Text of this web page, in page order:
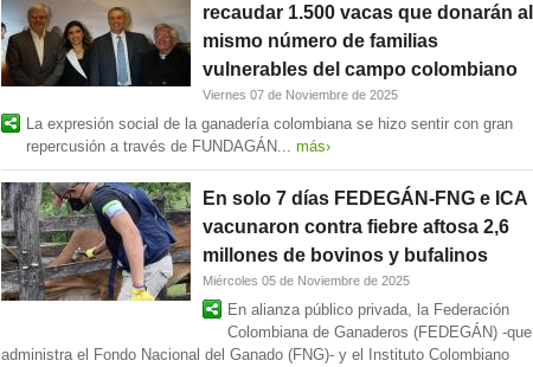
recaudar 1.500 vacas que donarán al
mismo número de familias
vulnerables del campo colombiano
Viernes 07 de Noviembre de 2025
La expresión social de la ganadería colombiana se hizo sentir con gran
repercusión a través de FUNDAGÁN... más›
En solo 7 días FEDEGÁN-FNG e ICA
vacunaron contra fiebre aftosa 2,6
millones de bovinos y bufalinos
Miércoles 05 de Noviembre de 2025
En alianza público privada, la Federación
Colombiana de Ganaderos (FEDEGÁN) -que
administra el Fondo Nacional del Ganado (FNG)- y el Instituto Colombiano